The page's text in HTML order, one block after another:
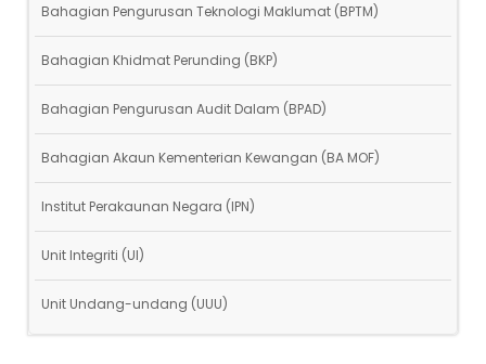
Bahagian Pengurusan Teknologi Maklumat (BPTM)
Bahagian Khidmat Perunding (BKP)
Bahagian Pengurusan Audit Dalam (BPAD)
Bahagian Akaun Kementerian Kewangan (BA MOF)
Institut Perakaunan Negara (IPN)
Unit Integriti (UI)
Unit Undang-undang (UUU)